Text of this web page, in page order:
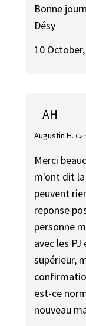
Bonne
Désy
10
AH
Augustin H.
Merci
m'ont dit la
peuvent
reponse
personne
avec les
supérieur,
est-ce
nouveau